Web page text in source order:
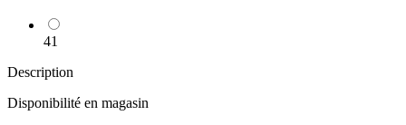
41
Description
Disponibilité en magasin